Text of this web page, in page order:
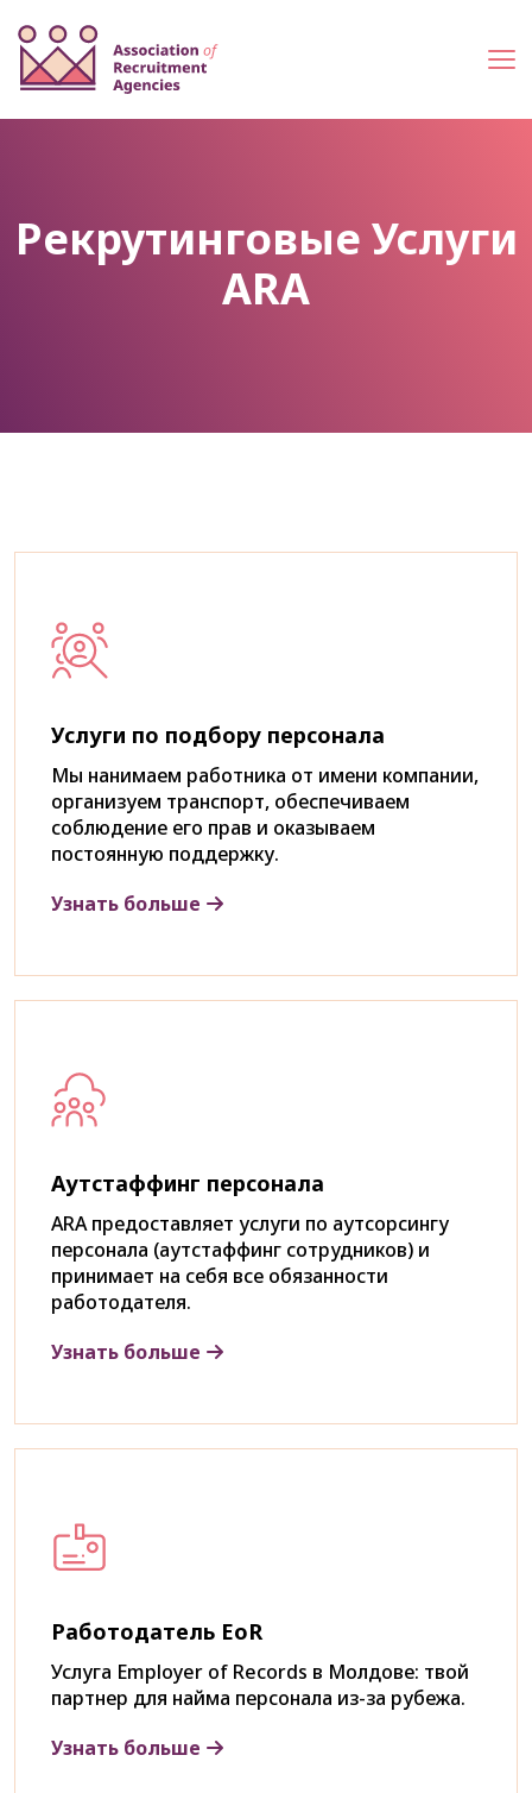
Рекрутинговые Услуги
ARA
Услуги по подбору персонала
Мы нанимаем работника от имени компании,
организуем транспорт, обеспечиваем
соблюдение его прав и оказываем
постоянную поддержку.
Узнать больше
Аутстаффинг персонала
ARA предоставляет услуги по аутсорсингу
персонала (аутстаффинг сотрудников) и
принимает на себя все обязанности
работодателя.
Узнать больше
Работодатель EoR
Услуга Employer of Records в Молдове: твой
партнер для найма персонала из-за рубежа.
Узнать больше